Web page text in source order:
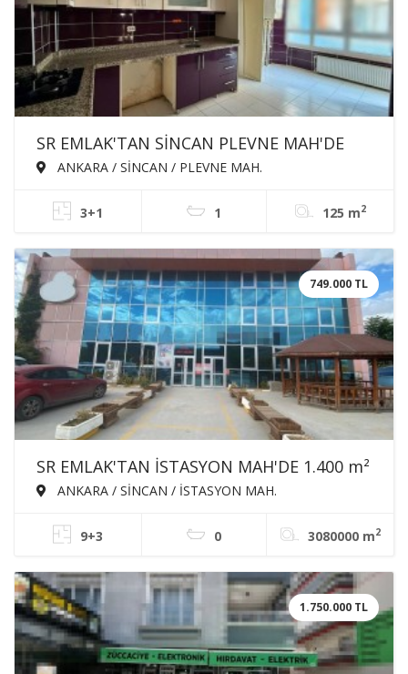
SR EMLAK'TAN SİNCAN PLEVNE MAH'DE
3+1 125m² KATTA MASRAFSIZ TRENE
ANKARA / SİNCAN / PLEVNE MAH.
3+1 1 125 m2
749.000 TL
SR EMLAK'TAN İSTASYON MAH'DE 1.400 m²
KAPALI ALANLI 3 KATLI YILLIK KİRALIK
ANKARA / SİNCAN / İSTASYON MAH.
9+3 0 3080000 m2
1.750.000 TL